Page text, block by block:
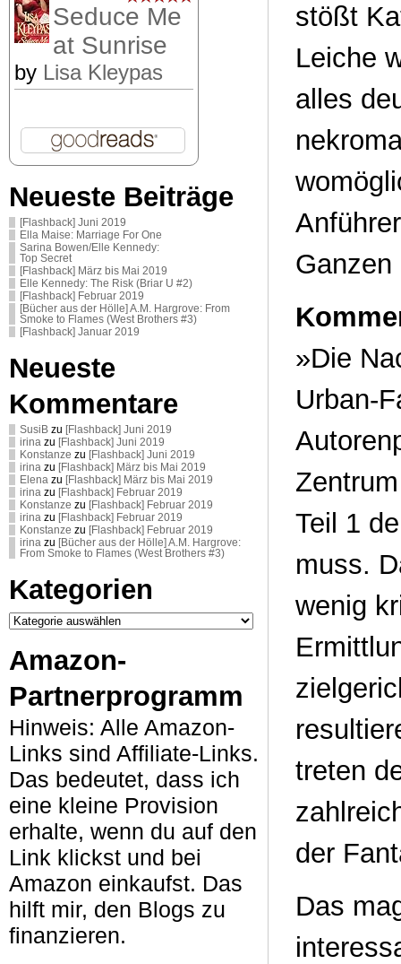
Seduce Me
at Sunrise
by Lisa Kleypas
Neueste Beiträge
[Flashback] Juni 2019
Ella Maise: Marriage For One
Sarina Bowen/Elle Kennedy:
Top Secret
[Flashback] März bis Mai 2019
Elle Kennedy: The Risk (Briar U #2)
[Flashback] Februar 2019
[Bücher aus der Hölle] A.M. Hargrove: From
Smoke to Flames (West Brothers #3)
[Flashback] Januar 2019
Neueste
Kommentare
SusiB zu [Flashback] Juni 2019
irina zu [Flashback] Juni 2019
Konstanze zu [Flashback] Juni 2019
irina zu [Flashback] März bis Mai 2019
Elena zu [Flashback] März bis Mai 2019
irina zu [Flashback] Februar 2019
Konstanze zu [Flashback] Februar 2019
irina zu [Flashback] Februar 2019
Konstanze zu [Flashback] Februar 2019
irina zu [Bücher aus der Hölle] A.M. Hargrove:
From Smoke to Flames (West Brothers #3)
Kategorien
Kategorien
Amazon-
Partnerprogramm
Hinweis: Alle Amazon-
Links sind Affiliate-Links.
Das bedeutet, dass ich
eine kleine Provision
erhalte, wenn du auf den
Link klickst und bei
Amazon einkaufst. Das
hilft mir, den Blogs zu
finanzieren.
stößt
Leiche
alles
Ganzen
»Die
Urban-
Teil 1
muss.
wenig
treten
der
Das